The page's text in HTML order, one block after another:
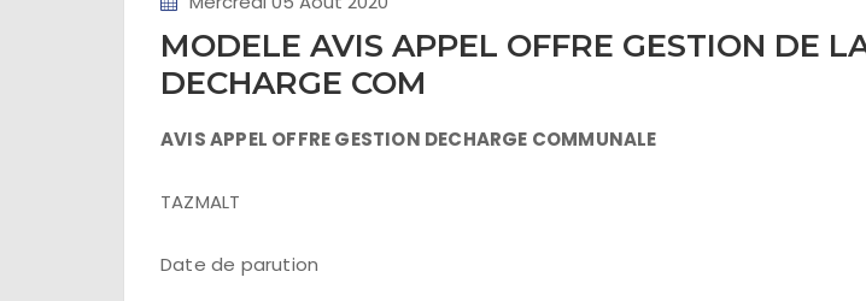
MODELE AVIS APPEL OFFRE GESTION DE
DECHARGE COM
AVIS APPEL OFFRE GESTION DECHARGE COMMUNALE
TAZMALT
Date de parution